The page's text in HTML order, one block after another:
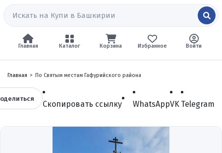
Главная Каталог Войти
Избранное
Корзина
Главная По Святым местам Гафурийского района
Скопировать ссылку WhatsAppVK Telegram